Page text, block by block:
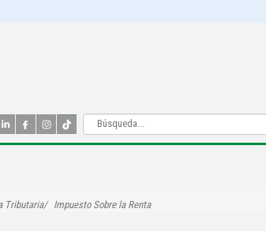
Tributaria Impuesto Sobre la Renta